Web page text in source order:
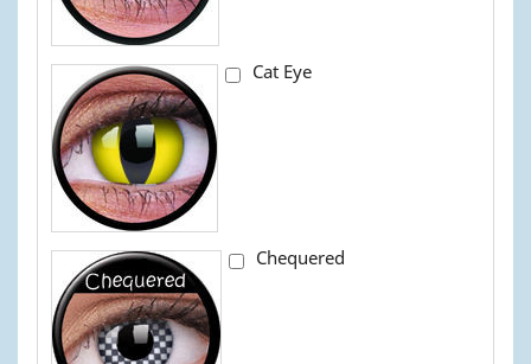
Cat Eye
Chequered